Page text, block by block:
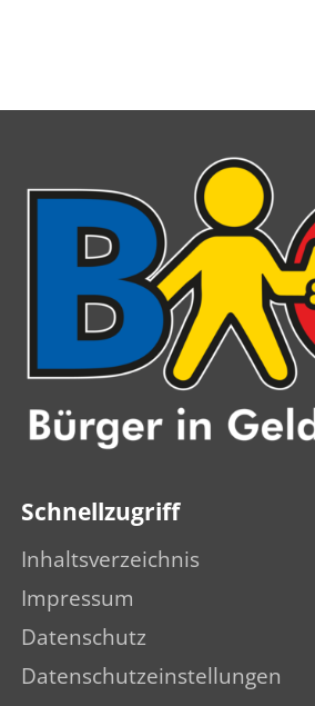
Schnellzugriff
Inhaltsverzeichnis
Impressum
Datenschutz
Datenschutzeinstellungen